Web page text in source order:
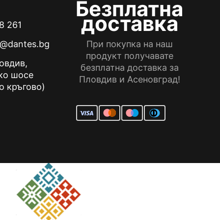
261
шосе
кръгово)
Безплатна
доставка
При покупка на наш
продукт получавате
безплатна доставка за
Пловдив и Асеновград!